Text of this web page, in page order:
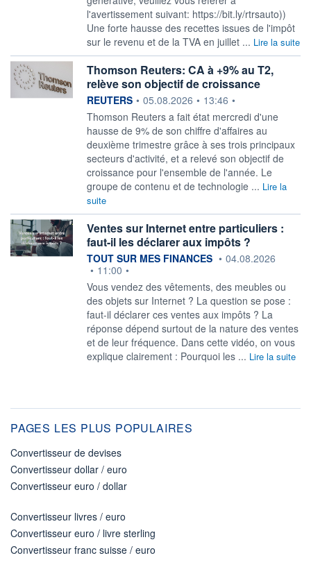
l'avertissement suivant: https://bit.ly/rtrsauto))
Une forte hausse des recettes issues de l'impôt
sur le revenu et de la TVA en juillet ... Lire la suite
Thomson Reuters: CA à +9% au T2,
relève son objectif de croissance
information fournie par
REUTERS • 05.08.2026 • 13:46 •
Thomson Reuters a fait état ‌mercredi d'une
hausse de 9% de son chiffre d'affaires au
deuxième trimestre ​grâce à ses trois principaux
secteurs d'activité, et a relevé son objectif de
croissance pour l'ensemble de l'année. Le
groupe de contenu et de technologie ... Lire la
suite
Ventes sur Internet entre particuliers :
faut-il les déclarer aux impôts ?
information fournie par
TOUT SUR MES FINANCES • 04.08.2026
• 11:00 •
Vous vendez des vêtements, des meubles ou
des objets sur Internet ? La question se pose :
faut-il déclarer ces ventes aux impôts ? La
réponse dépend surtout de la nature des ventes
et de leur fréquence. Dans cette vidéo, on vous
explique clairement : Pourquoi les ... Lire la suite
PAGES LES PLUS POPULAIRES
Convertisseur de devises
Convertisseur dollar / euro
Convertisseur euro / dollar
Convertisseur livres / euro
Convertisseur euro / livre sterling
Convertisseur franc suisse / euro